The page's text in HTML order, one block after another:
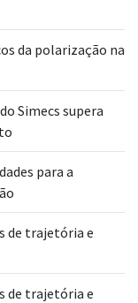
da polarização na
Simecs supera
para a
de trajetória e
de trajetória e